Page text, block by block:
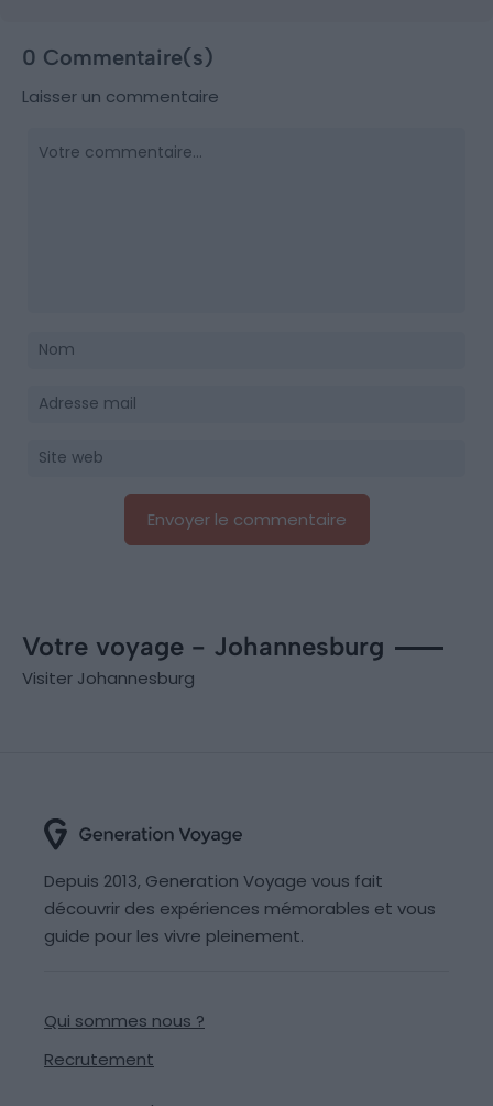
0 Commentaire(s)
Laisser un commentaire
Votre voyage - Johannesburg
Visiter Johannesburg
Depuis 2013, Generation Voyage vous fait
découvrir des expériences mémorables et vous
guide pour les vivre pleinement.
Qui sommes nous ?
Recrutement